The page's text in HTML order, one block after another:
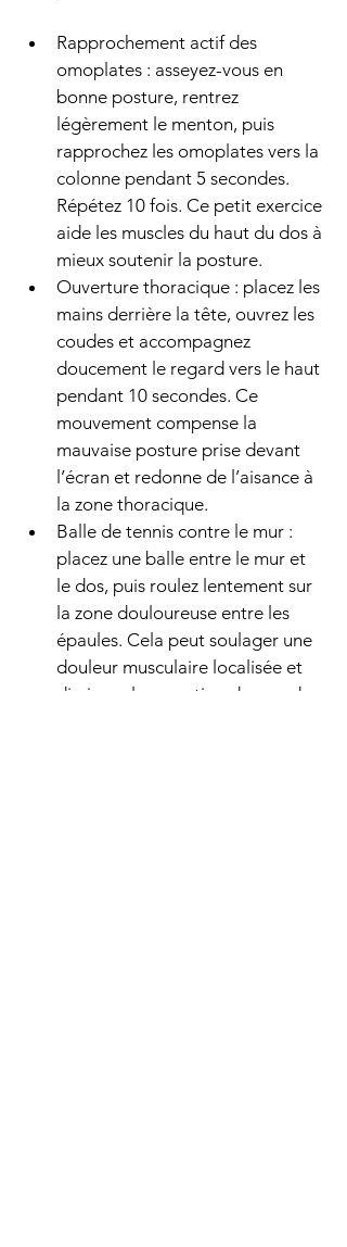
Rapprochement actif des
omoplates : asseyez-vous en
bonne posture, rentrez
légèrement le menton, puis
rapprochez les omoplates vers la
colonne pendant 5 secondes.
Répétez 10 fois. Ce petit exercice
aide les muscles du haut du dos à
mieux soutenir la posture.
Ouverture thoracique : placez les
mains derrière la tête, ouvrez les
coudes et accompagnez
doucement le regard vers le haut
pendant 10 secondes. Ce
mouvement compense la
mauvaise posture prise devant
l’écran et redonne de l’aisance à
la zone thoracique.
Balle de tennis contre le mur :
placez une balle entre le mur et
le dos, puis roulez lentement sur
la zone douloureuse entre les
épaules. Cela peut soulager une
douleur musculaire localisée et
diminuer la sensation de nœud